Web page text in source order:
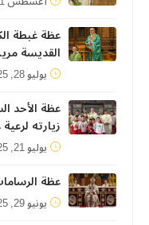
عظة غبطة
القديسة
يوليو 28, 2025
عظة الأحد
زيارته
يوليو 21, 2025
عظة
يونيو 29, 2025